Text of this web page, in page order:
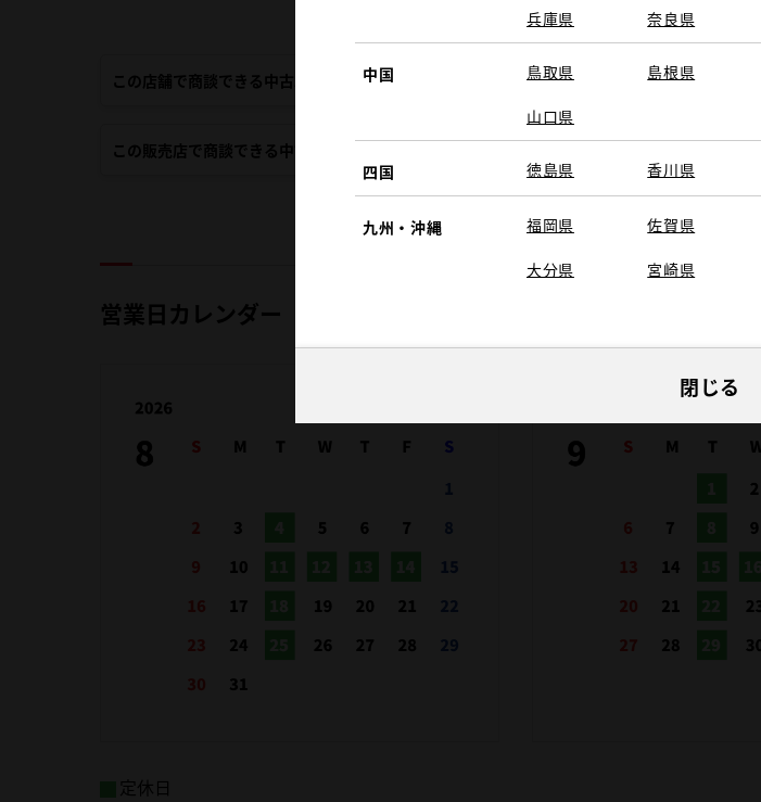
兵庫県 奈良県
中国 鳥取県 島根県
山口県
四国 徳島県 香川県
九州・沖縄 福岡県 佐賀県
大分県 宮崎県
閉じる
この店舗で商談できる中古車
この販売店で商談できる中古車
営業日カレンダー
定休日